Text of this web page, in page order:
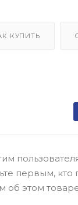
КУПИТЬ
первым, кто
об этом